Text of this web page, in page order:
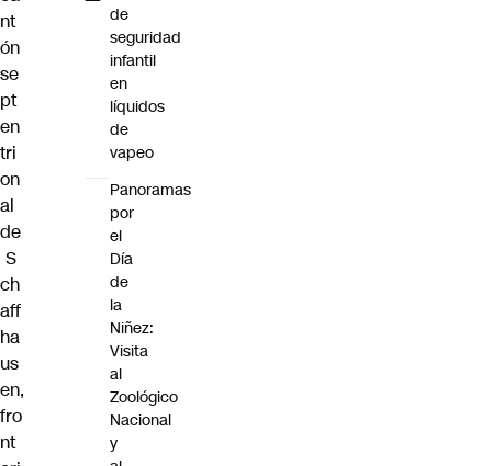
nt
ón
se
pt
en
tri
on
al
de
S
ch
aff
ha
us
en,
fro
nt
de
seguridad
infantil
en
líquidos
de
vapeo
Panoramas
por
el
Día
de
la
Niñez:
Visita
al
Zoológico
Nacional
y